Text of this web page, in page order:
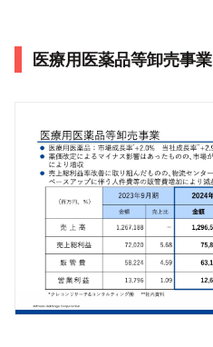
医療用医薬品等卸売事業